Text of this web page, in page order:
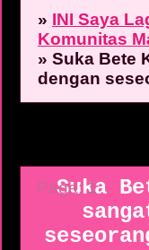
» INI Saya
Komunitas
»Suka Bete
dengan
Suka
Page:1